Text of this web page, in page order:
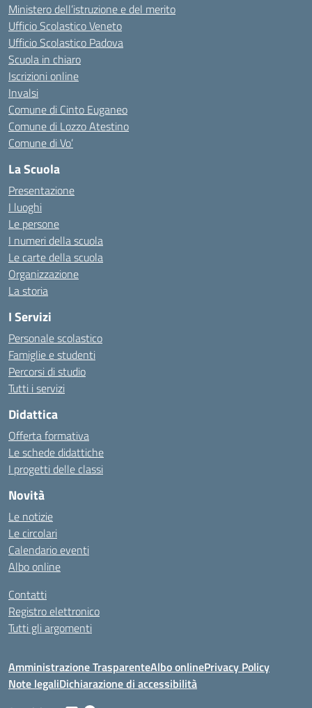
Ministero dell’istruzione e del merito
Ufficio Scolastico Veneto
Ufficio Scolastico Padova
Scuola in chiaro
Iscrizioni online
Invalsi
Comune di Cinto Euganeo
Comune di Lozzo Atestino
Comune di Vo’
La Scuola
Presentazione
I luoghi
Le persone
I numeri della scuola
Le carte della scuola
Organizzazione
La storia
I Servizi
Personale scolastico
Famiglie e studenti
Percorsi di studio
Tutti i servizi
Didattica
Offerta formativa
Le schede didattiche
I progetti delle classi
Novità
Le notizie
Le circolari
Calendario eventi
Albo online
Contatti
Registro elettronico
Tutti gli argomenti
Amministrazione TrasparenteAlbo onlinePrivacy Policy
Note legaliDichiarazione di accessibilità